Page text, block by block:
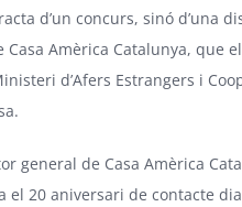
d’un concurs, sinó d’una
Amèrica Catalunya, que
d’Afers Estrangers i
general de Casa Amèrica
20 aniversari de contacte